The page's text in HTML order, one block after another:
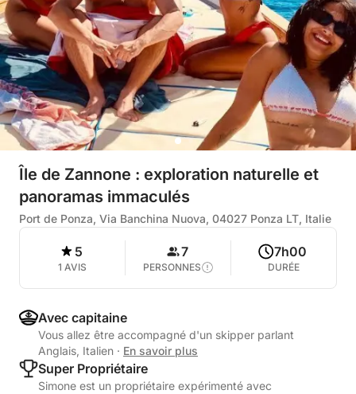
Île de Zannone : exploration naturelle et
panoramas immaculés
Port de Ponza, Via Banchina Nuova, 04027 Ponza LT, Italie
5
1 AVIS
7
PERSONNES
7h00
DURÉE
Avec capitaine
Vous allez être accompagné d'un skipper parlant
Anglais, Italien · En savoir plus
Super Propriétaire
Simone est un propriétaire expérimenté avec